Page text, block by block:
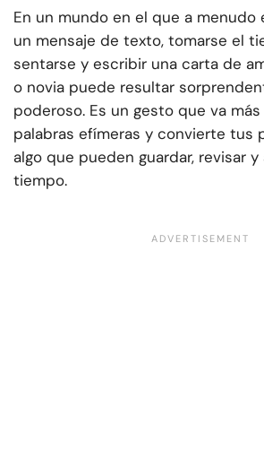
En un mundo en el que a menudo
un mensaje de texto, tomarse el
sentarse y escribir una carta de
o novia puede resultar
poderoso. Es un gesto que va más
palabras efímeras y convierte tus
algo que pueden guardar, revisar
tiempo.